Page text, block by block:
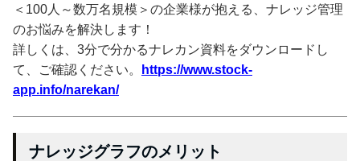
＜100人～数万名規模＞の企業様が抱える、ナレッジ管理
のお悩みを解決します！
詳しくは、3分で分かるナレカン資料をダウンロードし
て、ご確認ください。
https://www.stock-
app.info/narekan/
ナレッジグラフのメリット